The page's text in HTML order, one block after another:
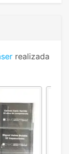
realizada